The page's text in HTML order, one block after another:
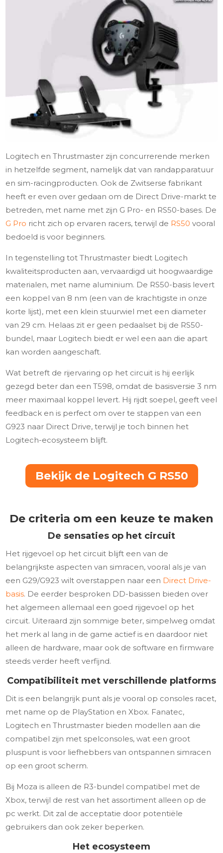
Logitech en Thrustmaster zijn concurrerende merken
in hetzelfde segment, namelijk dat van randapparatuur
en sim-racingproducten. Ook de Zwitserse fabrikant
heeft er even over gedaan om de Direct Drive-markt te
betreden, met name met zijn G Pro- en RS50-bases. De
G Pro richt zich op ervaren racers, terwijl de RS50 vooral
bedoeld is voor beginners.
In tegenstelling tot Thrustmaster biedt Logitech
kwaliteitsproducten aan, vervaardigd uit hoogwaardige
materialen, met name aluminium. De RS50-basis levert
een koppel van 8 nm (een van de krachtigste in onze
korte lijst), met een klein stuurwiel met een diameter
van 29 cm. Helaas zit er geen pedaalset bij de RS50-
bundel, maar Logitech biedt er wel een aan die apart
kan worden aangeschaft.
Wat betreft de rijervaring op het circuit is hij eerlijk
gezegd beter dan een T598, omdat de basisversie 3 nm
meer maximaal koppel levert. Hij rijdt soepel, geeft veel
feedback en is perfect om over te stappen van een
G923 naar Direct Drive, terwijl je toch binnen het
Logitech-ecosysteem blijft.
Bekijk de Logitech G RS50
De criteria om een keuze te maken
De sensaties op het circuit
Het rijgevoel op het circuit blijft een van de
belangrijkste aspecten van simracen, vooral als je van
een G29/G923 wilt overstappen naar een Direct Drive-
basis. De eerder besproken DD-basissen bieden over
het algemeen allemaal een goed rijgevoel op het
circuit. Uiteraard zijn sommige beter, simpelweg omdat
het merk al lang in de game actief is en daardoor niet
alleen de hardware, maar ook de software en firmware
steeds verder heeft verfijnd.
Compatibiliteit met verschillende platforms
Dit is een belangrijk punt als je vooral op consoles racet,
met name op de PlayStation en Xbox. Fanatec,
Logitech en Thrustmaster bieden modellen aan die
compatibel zijn met spelconsoles, wat een groot
pluspunt is voor liefhebbers van ontspannen simracen
op een groot scherm.
Bij Moza is alleen de R3-bundel compatibel met de
Xbox, terwijl de rest van het assortiment alleen op de
pc werkt. Dit zal de acceptatie door potentiële
gebruikers dan ook zeker beperken.
Het ecosysteem